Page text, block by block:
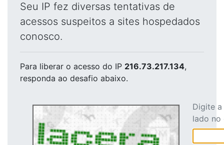
Seu IP fez diversas tentativas de
acessos suspeitos a sites hospedados
conosco.
Para liberar o acesso do IP 216.73.217.134,
responda ao desafio abaixo.
Digite
lado no